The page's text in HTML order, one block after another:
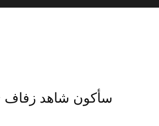
سأكون شاهد زفاف